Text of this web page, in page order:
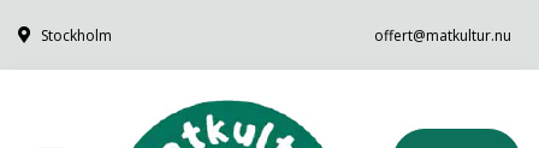
Stockholm offert@matkultur.nu